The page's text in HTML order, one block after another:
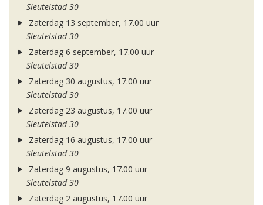
Sleutelstad 30
Zaterdag 13 september, 17.00 uur
Sleutelstad 30
Zaterdag 6 september, 17.00 uur
Sleutelstad 30
Zaterdag 30 augustus, 17.00 uur
Sleutelstad 30
Zaterdag 23 augustus, 17.00 uur
Sleutelstad 30
Zaterdag 16 augustus, 17.00 uur
Sleutelstad 30
Zaterdag 9 augustus, 17.00 uur
Sleutelstad 30
Zaterdag 2 augustus, 17.00 uur